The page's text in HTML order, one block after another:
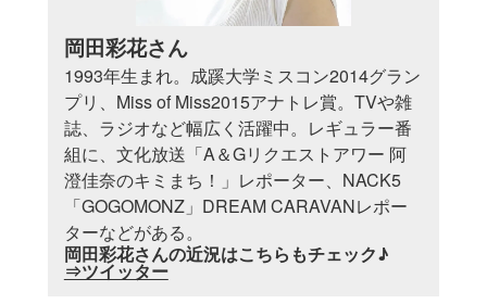
岡田彩花さん
1993年生まれ。成蹊大学ミスコン2014グラン
プリ、Miss of Miss2015アナトレ賞。TVや雑
誌、ラジオなど幅広く活躍中。レギュラー番
組に、文化放送「A＆Gリクエストアワー 阿
澄佳奈のキミまち！」レポーター、NACK5
「GOGOMONZ」DREAM CARAVANレポー
ターなどがある。
岡田彩花さんの近況はこちらもチェック♪
⇒ツイッター